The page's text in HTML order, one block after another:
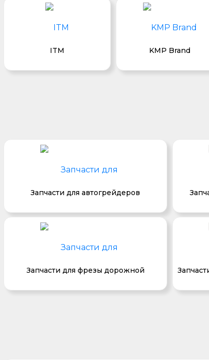
ITM KMP Brand
Запчасти для автогрейдеров
Запчасти для фрезы дорожной